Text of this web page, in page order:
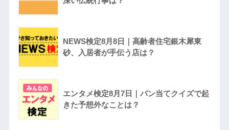
NEWS検定8月8日｜高齢者住宅銀木犀東
砂、入居者が手伝う店は？
エンタメ検定8月7日｜パン当てクイズで起
きた予想外なことは？